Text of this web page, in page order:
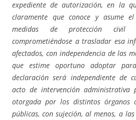
expediente de autorización, en la
claramente que conoce y asume
medidas de protección civil
comprometiéndose a trasladar esa
afectados, con independencia de las
que estime oportuno adoptar
declaración será independiente de
acto de intervención administrativa
otorgada por los distintos órganos
públicas, con sujeción, al menos, a